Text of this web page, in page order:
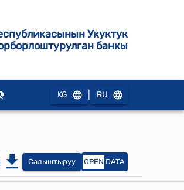
Укуктук
банкы
KG RU
Салыштыруу OPEN DATA